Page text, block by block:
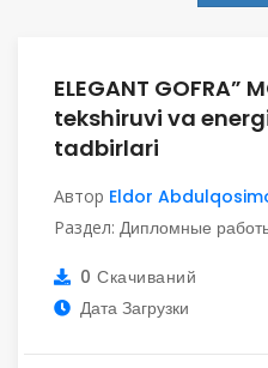
ELEGANT
tekshiruvi va
tadbirlari
Автор Eldor
Раздел: Дипломные
0 Скачиваний
Дата Загрузки